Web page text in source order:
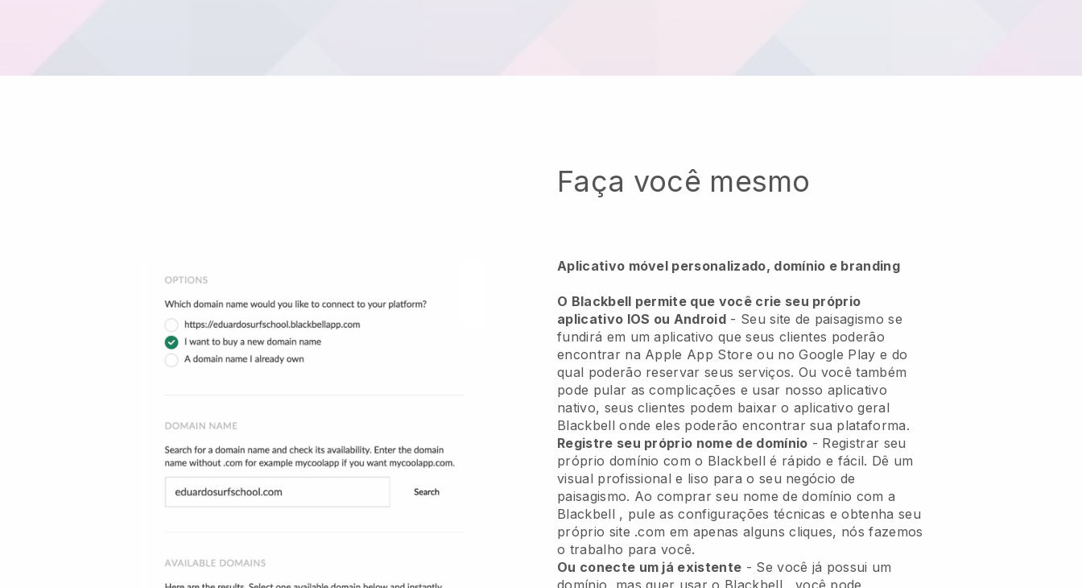
Faça você mesmo
Aplicativo móvel personalizado, domínio e branding
O Blackbell permite que você crie seu próprio
aplicativo IOS ou Android - Seu site de paisagismo se
fundirá em um aplicativo que seus clientes poderão
encontrar na Apple App Store ou no Google Play e do
qual poderão reservar seus serviços. Ou você também
pode pular as complicações e usar nosso aplicativo
nativo, seus clientes podem baixar o aplicativo geral
Blackbell onde eles poderão encontrar sua plataforma.
Registre seu próprio nome de domínio - Registrar seu
próprio domínio com o Blackbell é rápido e fácil. Dê um
visual profissional e liso para o seu negócio de
paisagismo. Ao comprar seu nome de domínio com a
Blackbell , pule as configurações técnicas e obtenha seu
próprio site .com em apenas alguns cliques, nós fazemos
o trabalho para você.
Ou conecte um já existente - Se você já possui um
domínio, mas quer usar o Blackbell , você pode